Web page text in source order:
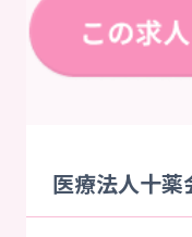
医療法人十